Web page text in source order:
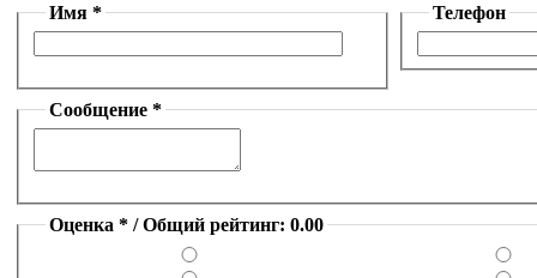
Имя * Телефон
Сообщение *
Оценка * / Общий рейтинг: 0.00